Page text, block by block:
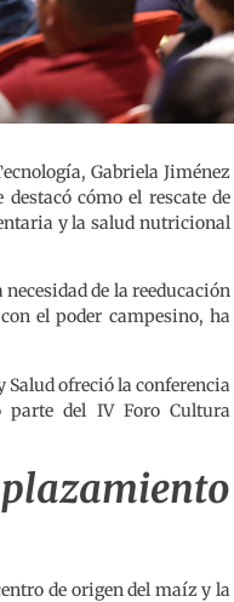
Gabriela Jiménez
cómo el rescate de
y la salud nutricional
de la reeducación
el poder campesino, ha
ofreció la conferencia
parte del IV Foro Cultura
de origen del maíz y la